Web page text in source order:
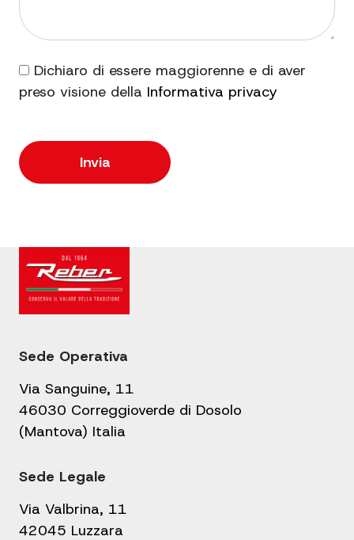
Dichiaro di essere maggiorenne e di aver
preso visione della Informativa privacy
Sede Operativa
Via Sanguine, 11
46030 Correggioverde di Dosolo
(Mantova) Italia
Sede Legale
Via Valbrina, 11
42045 Luzzara